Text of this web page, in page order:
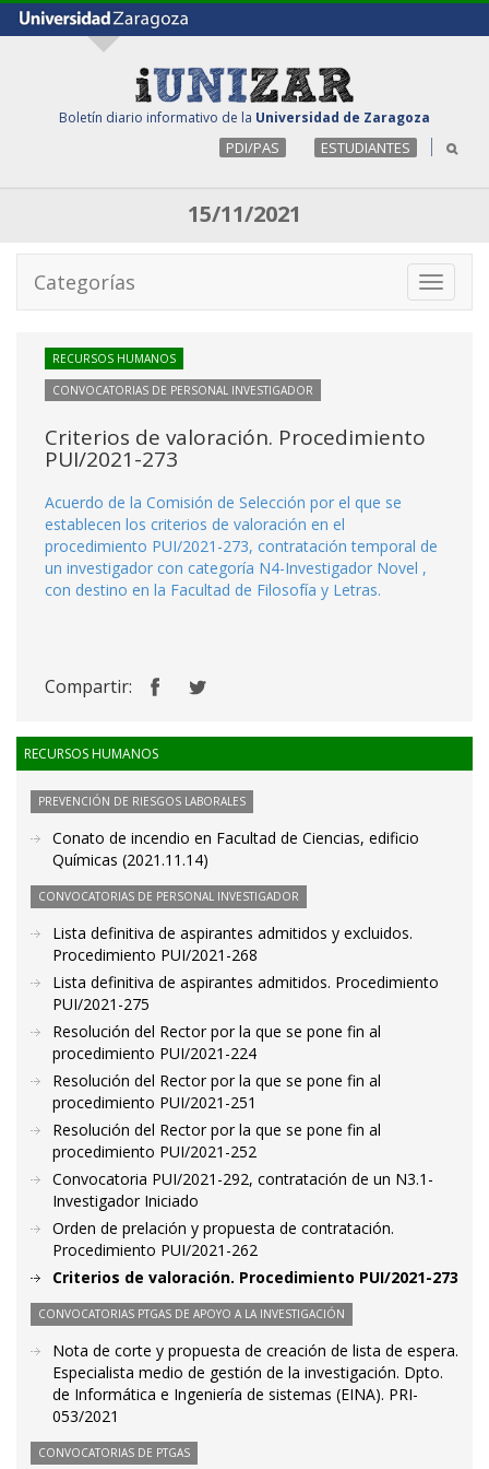
Boletín diario informativo de la Universidad de Zaragoza
PDI/PAS ESTUDIANTES
15/11/2021
Toggle
Categorías
RECURSOS HUMANOS
CONVOCATORIAS DE PERSONAL INVESTIGADOR
Criterios de valoración. Procedimiento
PUI/2021-273
Acuerdo de la Comisión de Selección por el que se
establecen los criterios de valoración en el
procedimiento PUI/2021-273, contratación temporal de
un investigador con categoría N4-Investigador Novel ,
con destino en la Facultad de Filosofía y Letras.
Compartir:
RECURSOS HUMANOS
PREVENCIÓN DE RIESGOS LABORALES
Conato de incendio en Facultad de Ciencias, edificio
Químicas (2021.11.14)
CONVOCATORIAS DE PERSONAL INVESTIGADOR
Lista definitiva de aspirantes admitidos y excluidos.
Procedimiento PUI/2021-268
Lista definitiva de aspirantes admitidos. Procedimiento
PUI/2021-275
Resolución del Rector por la que se pone fin al
procedimiento PUI/2021-224
Resolución del Rector por la que se pone fin al
procedimiento PUI/2021-251
Resolución del Rector por la que se pone fin al
procedimiento PUI/2021-252
Convocatoria PUI/2021-292, contratación de un N3.1-
Investigador Iniciado
Orden de prelación y propuesta de contratación.
Procedimiento PUI/2021-262
Criterios de valoración. Procedimiento PUI/2021-273
CONVOCATORIAS PTGAS DE APOYO A LA INVESTIGACIÓN
Nota de corte y propuesta de creación de lista de espera.
Especialista medio de gestión de la investigación. Dpto.
de Informática e Ingeniería de sistemas (EINA). PRI-
053/2021
CONVOCATORIAS DE PTGAS